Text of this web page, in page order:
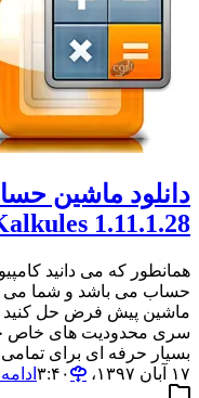
دانلود ماشین
1.11.1.28
همانطور که می دانید
حساب می باشد و شما می
ماشین پیش فرض حل
بسیار حرفه ای برای تمامی
۱۷ آبان ۱۳۹۷،‏ ۳:۴۰